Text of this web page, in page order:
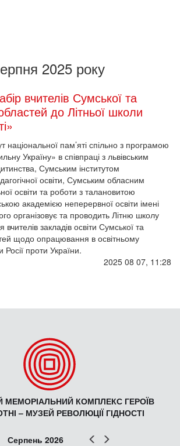
2025 року
вчителів Сумської та
до Літньої школи
національної пам’яті спільно з програмою
Україну» в співпраці з львівським
Сумським інститутом
освіти, Сумським обласним
освіти та роботи з талановитою
академією неперервної освіти імені
організовує та проводить Літню школу
вчителів закладів освіти Сумської та
щодо опрацювання в освітньому
Росії проти України.
2025 08 07, 11:28
МЕМОРІАЛЬНИЙ КОМПЛЕКС ГЕРОЇВ
– МУЗЕЙ РЕВОЛЮЦІЇ ГІДНОСТІ
Попер
Серпень 2026